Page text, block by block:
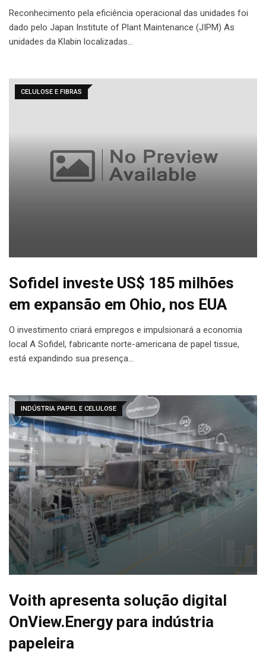
Reconhecimento pela eficiência operacional das unidades foi
dado pelo Japan Institute of Plant Maintenance (JIPM) As
unidades da Klabin localizadas…
CELULOSE E FIBRAS
Sofidel investe US$ 185 milhões
em expansão em Ohio, nos EUA
O investimento criará empregos e impulsionará a economia
local A Sofidel, fabricante norte-americana de papel tissue,
está expandindo sua presença…
INDÚSTRIA PAPEL E CELULOSE
Voith apresenta solução digital
OnView.Energy para indústria
papeleira